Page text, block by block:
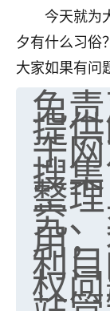
今天就为
夕有什么习俗
大家如果有问
免
提
于
搜
整
究
用
利
权
优秀的张
老师收徒
2天前 来自